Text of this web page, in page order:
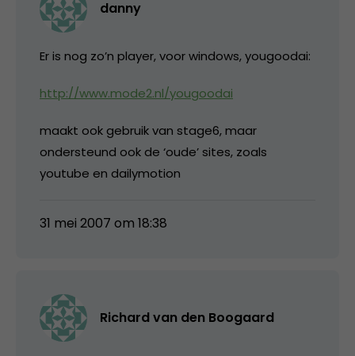
danny
Er is nog zo’n player, voor windows, yougoodai:
http://www.mode2.nl/yougoodai
maakt ook gebruik van stage6, maar
ondersteund ook de ‘oude’ sites, zoals
youtube en dailymotion
31 mei 2007 om 18:38
Richard van den Boogaard